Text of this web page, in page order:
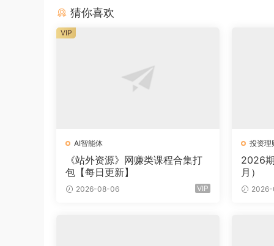
猜你喜欢
AI智能体
《站外资源》网赚类课程合集打
包【每日更新】
2026-08-06 VIP
VIP
投资理
2026
月）